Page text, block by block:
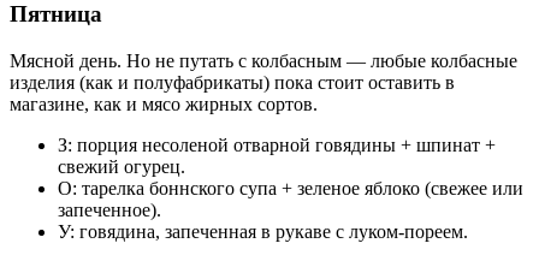
Пятница
Мясной день. Но не путать с колбасным — любые колбасные
изделия (как и полуфабрикаты) пока стоит оставить в
магазине, как и мясо жирных сортов.
З: порция несоленой отварной говядины + шпинат +
свежий огурец.
О: тарелка боннского супа + зеленое яблоко (свежее или
запеченное).
У: говядина, запеченная в рукаве с луком-пореем.